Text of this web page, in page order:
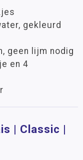
gekleurd
geen lijm nodig
en 4
| Classic |